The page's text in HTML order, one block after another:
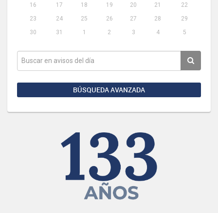
16
17 18 19 20 21
22
23
24 25 26 27 28
29
30
31 1 2 3 4 5
BÚSQUEDA AVANZADA